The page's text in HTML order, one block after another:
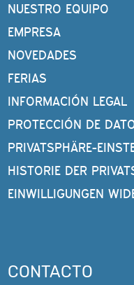
NUESTRO EQUIPO
EMPRESA
NOVEDADES
FERIAS
INFORMACIÓN LEGAL
PROTECCIÓN DE
PRIVATSPHÄRE-
HISTORIE DER
EINWILLIGUNGEN
CONTACTO